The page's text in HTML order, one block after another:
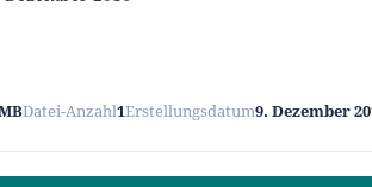
Datei-Anzahl1Erstellungsdatum9. Dezember